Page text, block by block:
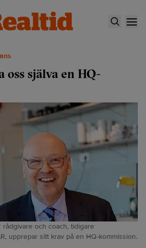
oss själva en HQ-
och coach, tidigare
upprepar sitt krav på en HQ-kommission.